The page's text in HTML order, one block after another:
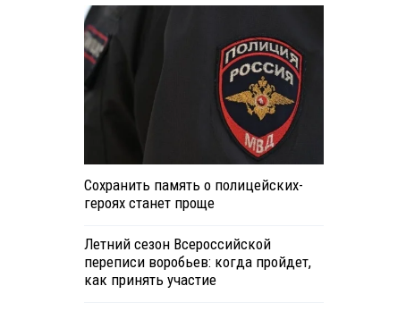
Сохранить память о полицейских-
героях станет проще
Летний сезон Всероссийской
переписи воробьев: когда пройдет,
как принять участие